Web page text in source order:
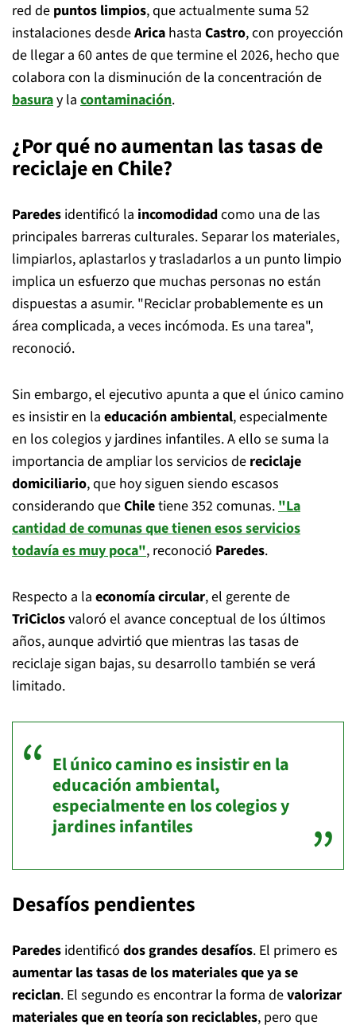
red de puntos limpios, que actualmente suma 52
instalaciones desdeArica hasta Castro, con proyección
de llegar a 60 antes de que termine el 2026, hecho que
colabora con la disminución de la concentración de
basuray la contaminación.
¿Por qué no aumentan las tasas de
reciclaje en Chile?
Paredes identificó la incomodidadcomo una de las
principales barreras culturales. Separar los materiales,
limpiarlos, aplastarlos y trasladarlos a un punto limpio
implica un esfuerzo que muchas personas no están
dispuestas a asumir. "Reciclar probablemente es un
área complicada, a veces incómoda. Es una tarea",
reconoció.
Sin embargo, el ejecutivo apunta a que el único camino
es insistir en la educación ambiental, especialmente
en los colegios y jardines infantiles. A ello se suma la
importancia de ampliar los servicios de reciclaje
domiciliario, que hoy siguen siendo escasos
considerando queChiletiene 352 comunas."La
cantidad de comunas que tienen esos servicios
todavía es muy poca", reconoció Paredes.
Respecto a la economía circular, el gerente de
TriCiclosvaloró el avance conceptual de los últimos
años, aunque advirtió que mientras las tasas de
reciclaje sigan bajas, su desarrollo también se verá
limitado.
El único camino es insistir en la
educación ambiental,
especialmente en los colegios y
jardines infantiles
Desafíos pendientes
Paredes identificó dos grandes desafíos. El primero es
aumentar las tasas de los materiales que ya se
reciclan. El segundo es encontrar la forma devalorizar
materiales que en teoría son reciclables, pero que